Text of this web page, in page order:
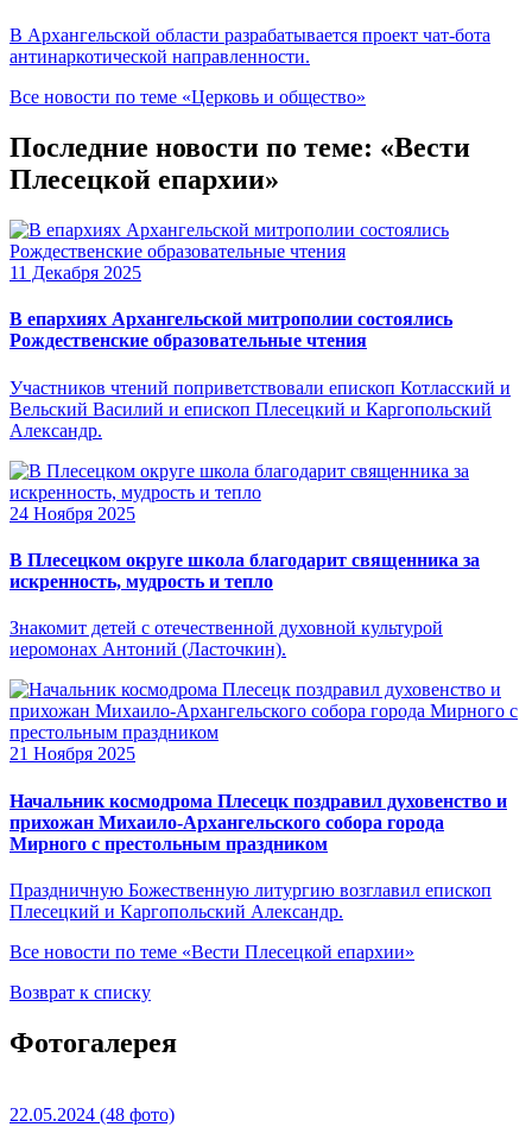
В Архангельской области разрабатывается проект чат-бота
антинаркотической направленности.
Все новости по теме «Церковь и общество»
Последние новости по теме: «Вести
Плесецкой епархии»
11 Декабря 2025
В епархиях Архангельской митрополии состоялись
Рождественские образовательные чтения
Участников чтений поприветствовали епископ Котласский и
Вельский Василий и епископ Плесецкий и Каргопольский
Александр.
24 Ноября 2025
В Плесецком округе школа благодарит священника за
искренность, мудрость и тепло
Знакомит детей с отечественной духовной культурой
иеромонах Антоний (Ласточкин).
21 Ноября 2025
Начальник космодрома Плесецк поздравил духовенство и
прихожан Михаило-Архангельского собора города
Мирного с престольным праздником
Праздничную Божественную литургию возглавил епископ
Плесецкий и Каргопольский Александр.
Все новости по теме «Вести Плесецкой епархии»
Возврат к списку
Фотогалерея
22.05.2024 (48 фото)